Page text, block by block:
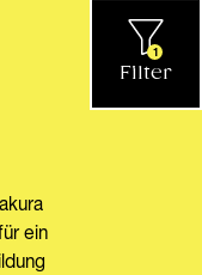
ein
1
Filter